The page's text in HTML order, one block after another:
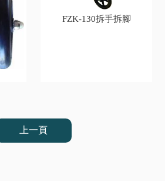
FZK-130拆手拆腳
上一頁